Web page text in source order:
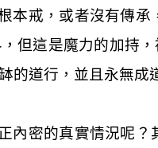
本戒，或者沒有傳
但這是魔力的加持
的道行，並且永無成
內密的真實情況呢